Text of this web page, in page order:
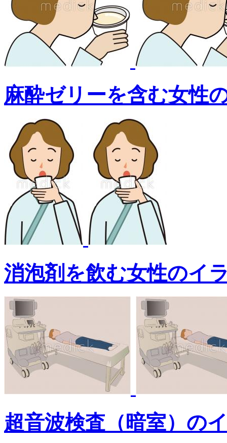
麻酔ゼリーを含む女性
消泡剤を飲む女性のイ
超音波検査（暗室）の